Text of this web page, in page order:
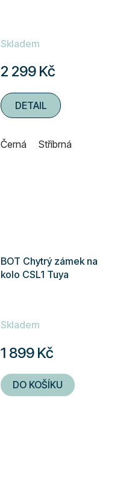
Skladem
2 299 Kč
DETAIL
Černá Stříbrná
BOT Chytrý zámek na
kolo CSL1 Tuya
Skladem
1 899 Kč
DO KOŠÍKU